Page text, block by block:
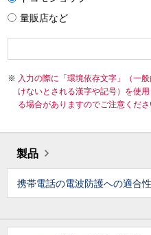
量販店など
入力の際に「環境依存文字」（一
けないとされる漢字や記号）を使
る場合がありますのでご注意くださ
製品
携帯電話の電波防護への適合